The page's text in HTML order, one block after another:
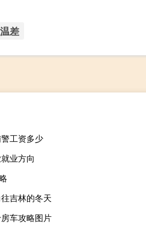
温差
工资多少
业方向
吉林的冬天
车攻略图片